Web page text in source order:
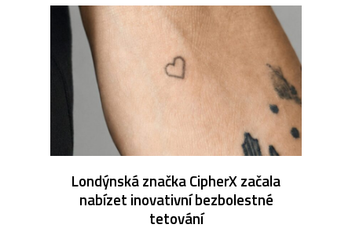
Londýnská značka CipherX začala
nabízet inovativní bezbolestné
tetování